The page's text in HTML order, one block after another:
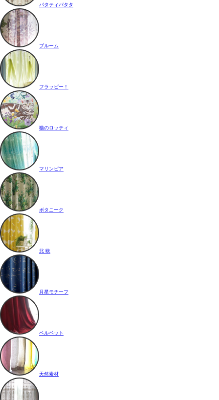
パタティパタタ
ブルーム
フラッピー！
猫のロッティ
マリンピア
ボタニーク
北 欧
月星モチーフ
ベルベット
天然素材